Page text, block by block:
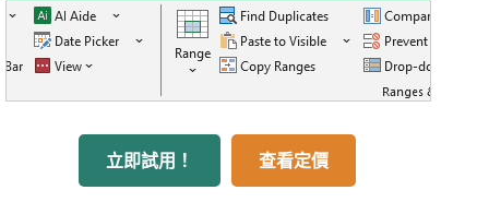
立即試用！ 查看定價